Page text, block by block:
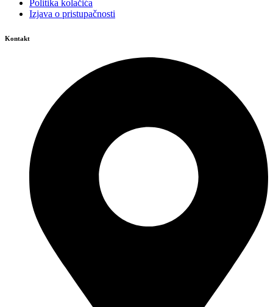
Politika kolačića
Izjava o pristupačnosti
Kontakt